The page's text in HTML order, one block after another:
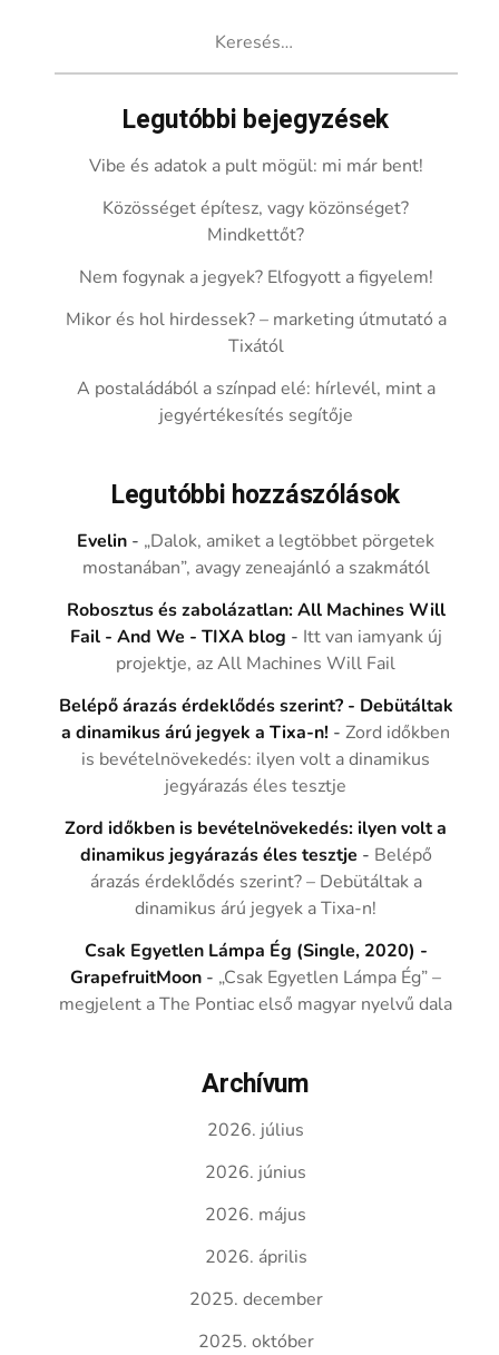
Legutóbbi bejegyzések
Vibe és adatok a pult mögül: mi már bent!
Közösséget építesz, vagy közönséget?
Mindkettőt?
Nem fogynak a jegyek? Elfogyott a figyelem!
Mikor és hol hirdessek? – marketing útmutató a
Tixától
A postaládából a színpad elé: hírlevél, mint a
jegyértékesítés segítője
Legutóbbi hozzászólások
Evelin - „Dalok, amiket a legtöbbet pörgetek
mostanában”, avagy zeneajánló a szakmától
Robosztus és zabolázatlan: All Machines Will
Fail - And We - TIXA blog - Itt van iamyank új
projektje, az All Machines Will Fail
Belépő árazás érdeklődés szerint? - Debütáltak
a dinamikus árú jegyek a Tixa-n! -Zord időkben
is bevételnövekedés: ilyen volt a dinamikus
jegyárazás éles tesztje
Zord időkben is bevételnövekedés: ilyen volt a
dinamikus jegyárazás éles tesztje - Belépő
árazás érdeklődés szerint? – Debütáltak a
dinamikus árú jegyek a Tixa-n!
Csak Egyetlen Lámpa Ég (Single, 2020) -
GrapefruitMoon - „Csak Egyetlen Lámpa Ég” –
megjelent a The Pontiac első magyar nyelvű dala
Archívum
2026. július
2026. június
2026. május
2026. április
2025. december
2025. október